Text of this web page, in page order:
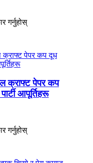
गर्नुहोस्
क्राफ्ट पेपर कप
आपूर्तिहरू
गर्नुहोस्